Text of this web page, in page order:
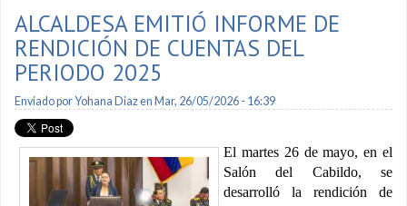
ALCALDESA EMITIÓ INFORME DE
RENDICIÓN DE CUENTAS DEL
PERIODO 2025
Enviado porYohana Diazen Mar, 26/05/2026 - 16:39
El martes 26 de mayo, en el
Salón del Cabildo, se
desarrolló la rendición de